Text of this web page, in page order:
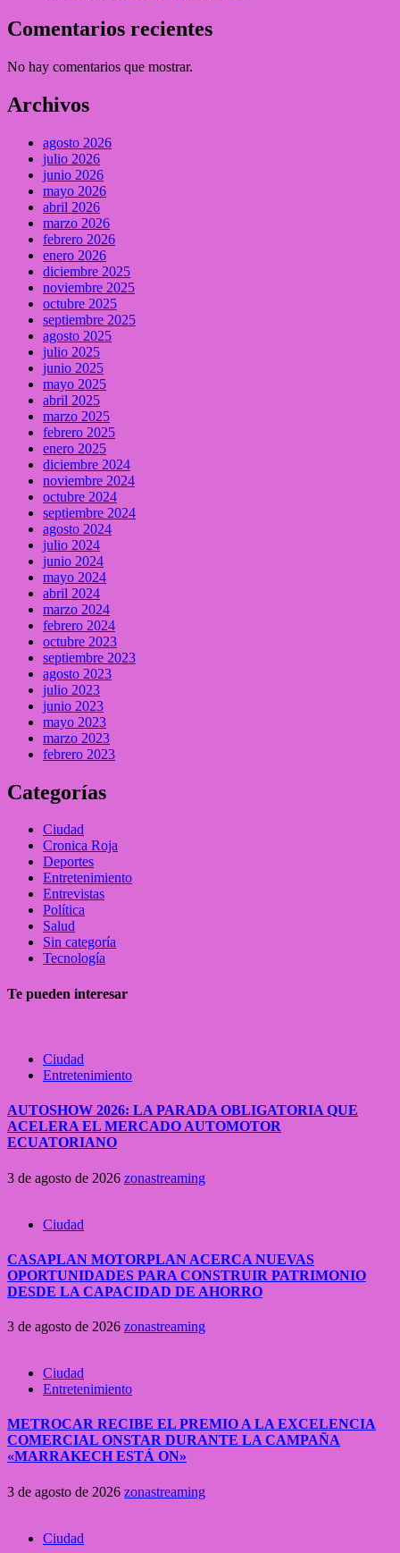
Comentarios recientes
No hay comentarios que mostrar.
Archivos
agosto 2026
julio 2026
junio 2026
mayo 2026
abril 2026
marzo 2026
febrero 2026
enero 2026
diciembre 2025
noviembre 2025
octubre 2025
septiembre 2025
agosto 2025
julio 2025
junio 2025
mayo 2025
abril 2025
marzo 2025
febrero 2025
enero 2025
diciembre 2024
noviembre 2024
octubre 2024
septiembre 2024
agosto 2024
julio 2024
junio 2024
mayo 2024
abril 2024
marzo 2024
febrero 2024
octubre 2023
septiembre 2023
agosto 2023
julio 2023
junio 2023
mayo 2023
marzo 2023
febrero 2023
Categorías
Ciudad
Cronica Roja
Deportes
Entretenimiento
Entrevistas
Política
Salud
Sin categoría
Tecnología
Te pueden interesar
Ciudad
Entretenimiento
AUTOSHOW 2026: LA PARADA OBLIGATORIA QUE
ACELERA EL MERCADO AUTOMOTOR
ECUATORIANO
3 de agosto de 2026 zonastreaming
Ciudad
CASAPLAN MOTORPLAN ACERCA NUEVAS
OPORTUNIDADES PARA CONSTRUIR PATRIMONIO
DESDE LA CAPACIDAD DE AHORRO
3 de agosto de 2026 zonastreaming
Ciudad
Entretenimiento
METROCAR RECIBE EL PREMIO A LA EXCELENCIA
COMERCIAL ONSTAR DURANTE LA CAMPAÑA
«MARRAKECH ESTÁ ON»
3 de agosto de 2026 zonastreaming
Ciudad